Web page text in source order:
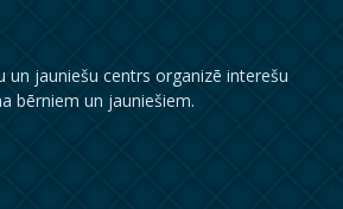
un jauniešu centrs organizē interešu
bērniem un jauniešiem.